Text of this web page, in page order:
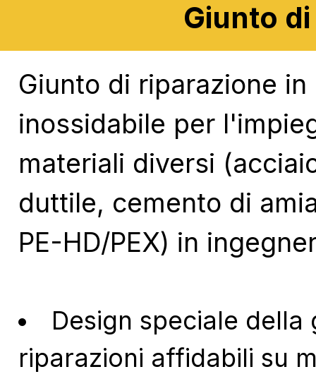
Giunto
Giunto di riparazione in
inossidabile per
materiali diversi
duttile, cemento di
PE-HD/PEX) in
Design speciale
riparazioni affidabili su